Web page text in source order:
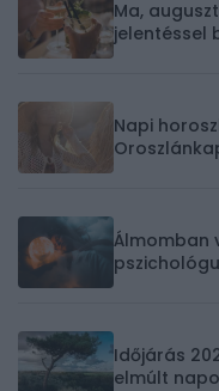
Ma,
jelentéssel
Napi
Álmomban
Időjárás
elmúlt